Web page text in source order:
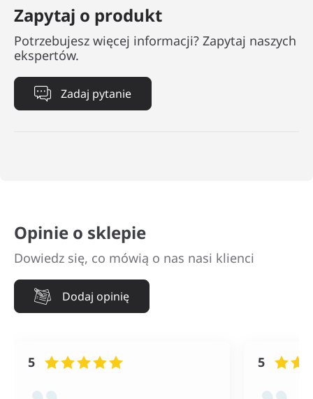
Zapytaj o produkt
Potrzebujesz więcej informacji? Zapytaj naszych
ekspertów.
Zadaj pytanie
Opinie o sklepie
Dowiedz się, co mówią o nas nasi klienci
Dodaj opinię
5 5